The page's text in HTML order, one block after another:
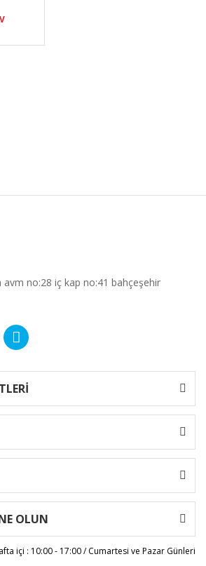
no:28 iç kap no:41 bahçeşehir
OLUN
içi : 10:00 - 17:00 / Cumartesi ve Pazar Günleri